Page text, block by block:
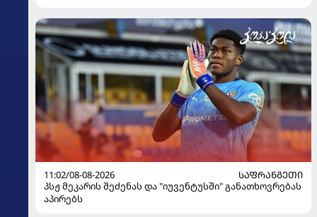
11:02/08-08-2026
ᲡᲐᲤᲠᲐᲜᲒᲔᲗᲘ
პსჟ მეკარის შეძენას და "იუვენტუსში" განათხოვრებას
აპირებს